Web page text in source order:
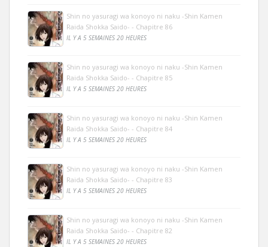
Shin no yasuragi wa konoyo ni naku -Shin Kamen
Raida Shokka Saido- - Chapitre 86
IL Y A 5 SEMAINES 20 HEURES
Shin no yasuragi wa konoyo ni naku -Shin Kamen
Raida Shokka Saido- - Chapitre 85
IL Y A 5 SEMAINES 20 HEURES
Shin no yasuragi wa konoyo ni naku -Shin Kamen
Raida Shokka Saido- - Chapitre 84
IL Y A 5 SEMAINES 20 HEURES
Shin no yasuragi wa konoyo ni naku -Shin Kamen
Raida Shokka Saido- - Chapitre 83
IL Y A 5 SEMAINES 20 HEURES
Shin no yasuragi wa konoyo ni naku -Shin Kamen
Raida Shokka Saido- - Chapitre 82
IL Y A 5 SEMAINES 20 HEURES